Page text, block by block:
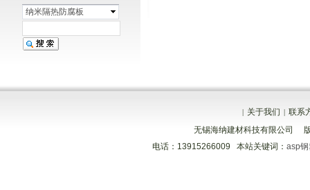
纳米隔热防腐板
| 关于我们 | 联系
无锡海纳建材科技有限公司
电话：13915266009 本站关键词： asp